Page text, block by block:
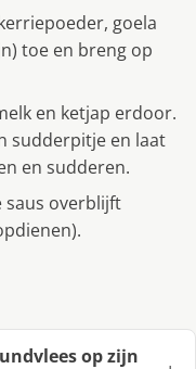
goela
toe en breng op
en ketjap erdoor.
sudderpitje en laat
en sudderen.
saus overblijft
op zijn